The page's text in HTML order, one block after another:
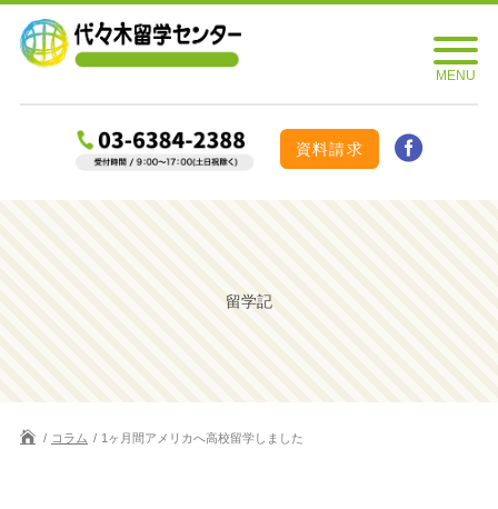
資料請求
留学記
コラム 1ヶ月間アメリカへ高校留学しました